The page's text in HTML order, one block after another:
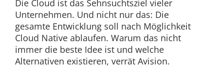
Die Cloud ist das Sehnsuchtsziel vieler
Unternehmen. Und nicht nur das: Die
gesamte Entwicklung soll nach Möglichkeit
Cloud Native ablaufen. Warum das nicht
immer die beste Idee ist und welche
Alternativen existieren, verrät Avision.